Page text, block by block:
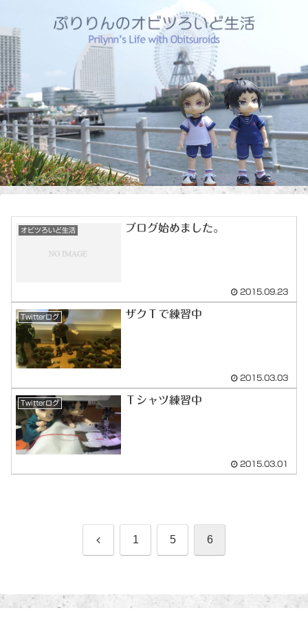
オビツろいど生活 ブログ始めました。
2015.09.23
Twitterログ ザクＴで練習中
2015.03.03
Twitterログ Ｔシャツ練習中
2015.03.01
前 1 5 6